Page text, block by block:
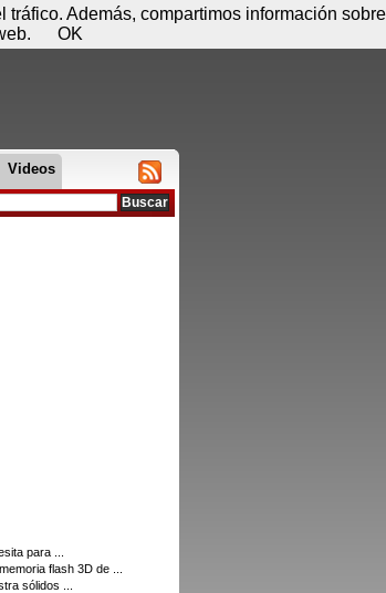
Videos
para ...
flash 3D de ...
sólidos ...
Registrar Conectar
Además, compartimos información sobre
OK